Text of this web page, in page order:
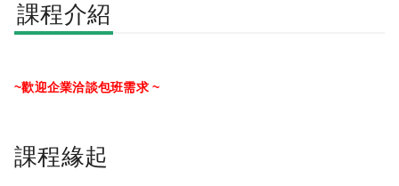
課程介紹
~歡迎企業洽談包班需求 ~
課程緣起